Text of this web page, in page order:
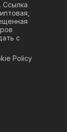
Ссылка
с
Policy